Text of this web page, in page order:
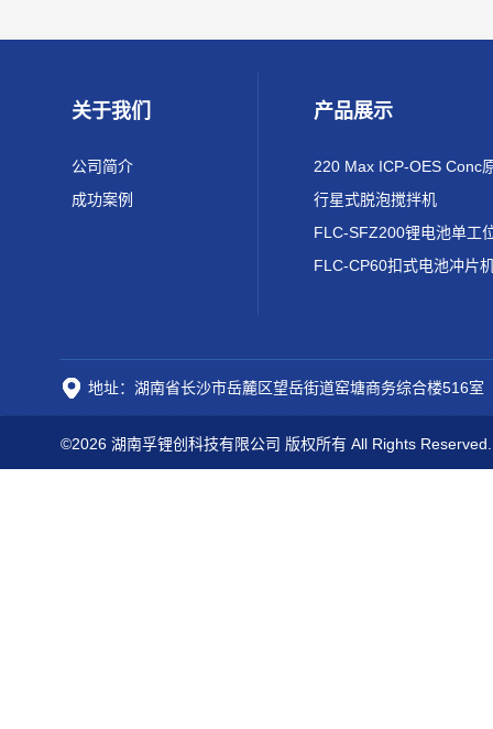
关于我们
公司简介
成功案例
产品展示
行星式脱泡搅拌机
FLC-CP60扣式电池冲片
地址：湖南省长沙市岳麓区望岳街道窑塘商务综合楼516室
©2026 湖南孚锂创科技有限公司 版权所有 All Rights